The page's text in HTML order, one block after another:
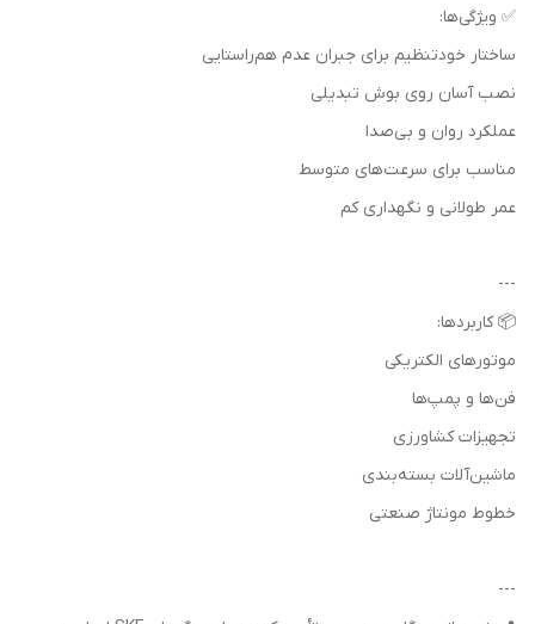
✅ ویژگی‌ها:
ساختار خودتنظیم برای جبران عدم هم‌راستایی
نصب آسان روی بوش تبدیلی
عملکرد روان و بی‌صدا
مناسب برای سرعت‌های متوسط
عمر طولانی و نگهداری کم
---
📦 کاربردها:
موتورهای الکتریکی
فن‌ها و پمپ‌ها
تجهیزات کشاورزی
ماشین‌آلات بسته‌بندی
خطوط مونتاژ صنعتی
---